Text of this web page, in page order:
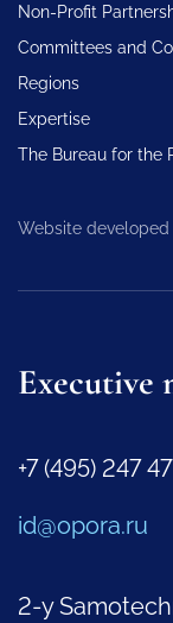
Non-Profit
Committees and
Regions
Expertise
The Bureau for the
Website
Executive
+7 (495) 247
id@opora.ru
2-y